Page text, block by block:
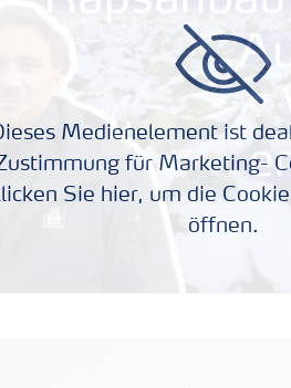
wechselnMedienelement ist
für Marketing-
Sie hier, um die
öffnen.